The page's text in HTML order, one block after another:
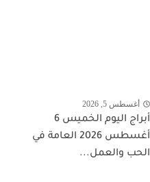
أغسطس 5, 2026
أبراج اليوم الخميس 6
أغسطس 2026 العامة في
الحب والعمل...